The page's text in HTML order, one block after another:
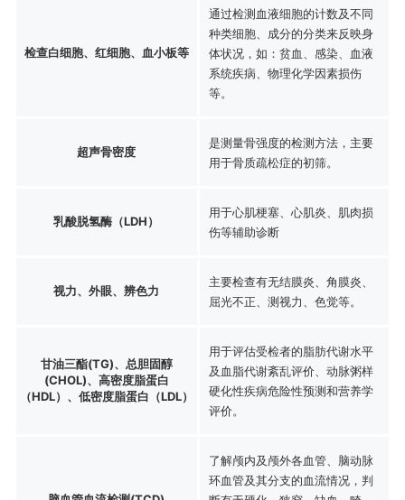
检查白细胞、红细胞、血小板等
通过检测血液细胞的计数及不同
种类细胞、成分的分类来反映身
体状况，如：贫血、感染、血液
系统疾病、物理化学因素损伤
等。
超声骨密度
是测量骨强度的检测方法，主要
用于骨质疏松症的初筛。
乳酸脱氢酶（LDH）
用于心肌梗塞、心肌炎、肌肉损
伤等辅助诊断
视力、外眼、辨色力
主要检查有无结膜炎、角膜炎、
屈光不正、测视力、色觉等。
甘油三酯(TG)、总胆固醇
(CHOL)、高密度脂蛋白
（HDL）、低密度脂蛋白（LDL）
用于评估受检者的脂肪代谢水平
及血脂代谢紊乱评价、动脉粥样
硬化性疾病危险性预测和营养学
评价。
了解颅内及颅外各血管、脑动脉
环血管及其分支的血流情况，判